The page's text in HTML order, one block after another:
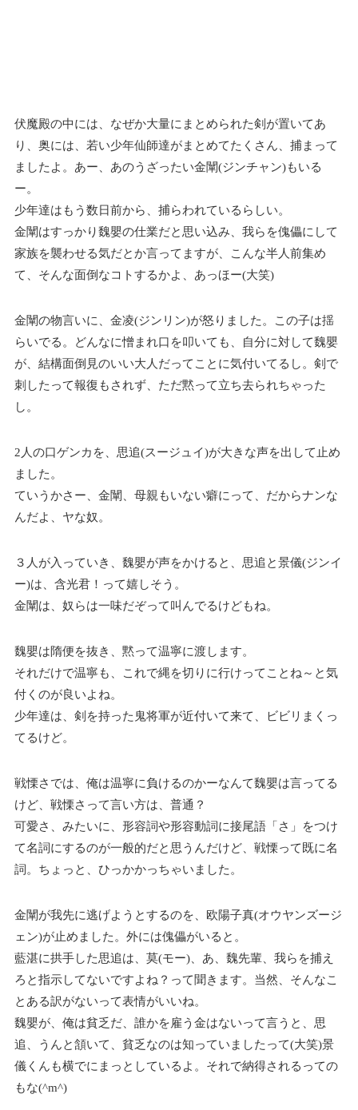
伏魔殿の中には、なぜか大量にまとめられた剣が置いてあ
り、奥には、若い少年仙師達がまとめてたくさん、捕まって
ましたよ。あー、あのうざったい金闡(ジンチャン)もいる
ー。
少年達はもう数日前から、捕らわれているらしい。
金闡はすっかり魏嬰の仕業だと思い込み、我らを傀儡にして
家族を襲わせる気だとか言ってますが、こんな半人前集め
て、そんな面倒なコトするかよ、あっほー(大笑)
金闡の物言いに、金凌(ジンリン)が怒りました。この子は揺
らいでる。どんなに憎まれ口を叩いても、自分に対して魏嬰
が、結構面倒見のいい大人だってことに気付いてるし。剣で
刺したって報復もされず、ただ黙って立ち去られちゃった
し。
2人の口ゲンカを、思追(スージュイ)が大きな声を出して止め
ました。
ていうかさー、金闡、母親もいない癖にって、だからナンな
んだよ、ヤな奴。
３人が入っていき、魏嬰が声をかけると、思追と景儀(ジンイ
ー)は、含光君！って嬉しそう。
金闡は、奴らは一味だぞって叫んでるけどもね。
魏嬰は隋便を抜き、黙って温寧に渡します。
それだけで温寧も、これで縄を切りに行けってことね～と気
付くのが良いよね。
少年達は、剣を持った鬼将軍が近付いて来て、ビビリまくっ
てるけど。
戦慄さでは、俺は温寧に負けるのかーなんて魏嬰は言ってる
けど、戦慄さって言い方は、普通？
可愛さ、みたいに、形容詞や形容動詞に接尾語「さ」をつけ
て名詞にするのが一般的だと思うんだけど、戦慄って既に名
詞。ちょっと、ひっかかっちゃいました。
金闡が我先に逃げようとするのを、欧陽子真(オウヤンズージ
ェン)が止めました。外には傀儡がいると。
藍湛に拱手した思追は、莫(モー)、あ、魏先輩、我らを捕え
ろと指示してないですよね？って聞きます。当然、そんなこ
とある訳がないって表情がいいね。
魏嬰が、俺は貧乏だ、誰かを雇う金はないって言うと、思
追、うんと頷いて、貧乏なのは知っていましたって(大笑)景
儀くんも横でにまっとしているよ。それで納得されるっての
もな(^m^)